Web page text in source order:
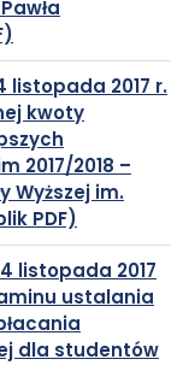
PDF
się
w
nowej
karcie
listopada 2017 r.
kwoty
2017/2018 –
Wyższej im.
PDF)
PDF
się
w
nowej
karcie
listopada 2017
ustalania
dla studentów